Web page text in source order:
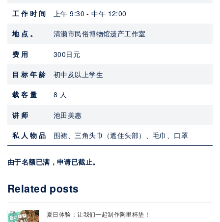
工作时间 上午 9:30 - 中午 12:00
地点。 清瀬市民俗博物馆遗产工作室
费用 300日元
目标年龄 初中及以上学生
载客量 8 人
讲师 池田美惠
私人物品 围裙、三角头巾（遮住头部）、毛巾、口罩
由于名额已满，申请已截止。
Related posts
夏日体验：让我们一起制作陶里杯垫！